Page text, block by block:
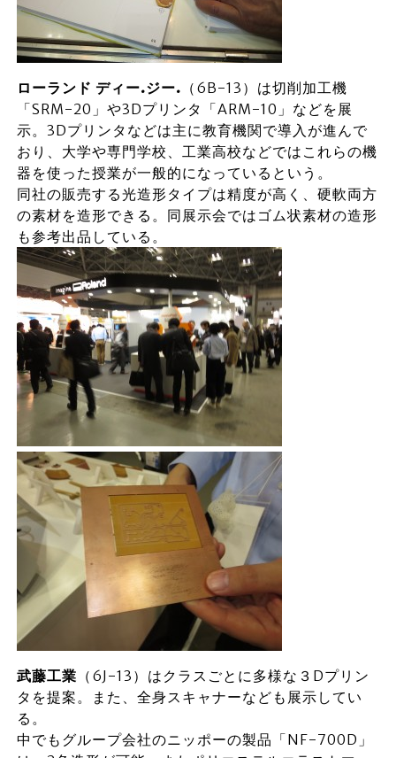
ローランド ディー.ジー. （6B-13）は切削加工機
「SRM-20」や3Dプリンタ「ARM-10」などを展
示。3Dプリンタなどは主に教育機関で導入が進んで
おり、大学や専門学校、工業高校などではこれらの機
器を使った授業が一般的になっているという。
同社の販売する光造形タイプは精度が高く、硬軟両方
の素材を造形できる。同展示会ではゴム状素材の造形
も参考出品している。
武藤工業 （6J-13）はクラスごとに多様な３Dプリン
タを提案。また、全身スキャナーなども展示してい
る。
中でもグループ会社のニッポーの製品「NF-700D」